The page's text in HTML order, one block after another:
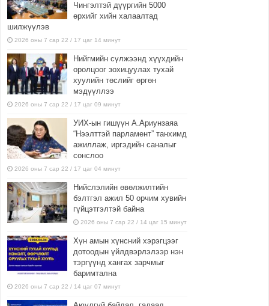
Чингэлтэй дүүргийн 5000
өрхийг хийн халаалтад
шилжүүлэв
2026 оны 7 сар 22 / 17 цаг 14 минут
Нийгмийн сүлжээнд хүүхдийн
оролцоог зохицуулах тухай
хуулийн төслийг өргөн
мэдүүллээ
2026 оны 7 сар 22 / 17 цаг 09 минут
УИХ-ын гишүүн А.Ариунзаяа
“Нээлттэй парламент” танхимд
ажиллаж, иргэдийн саналыг
сонслоо
2026 оны 7 сар 22 / 17 цаг 04 минут
Нийслэлийн өвөлжилтийн
бэлтгэл ажил 50 орчим хувийн
гүйцэтгэлтэй байна
2026 оны 7 сар 22 / 14 цаг 15 минут
Хүн амын хүнсний хэрэгцээг
дотоодын үйлдвэрлэлээр нэн
тэргүүнд хангах зарчмыг
баримтална
2026 оны 7 сар 22 / 14 цаг 07 минут